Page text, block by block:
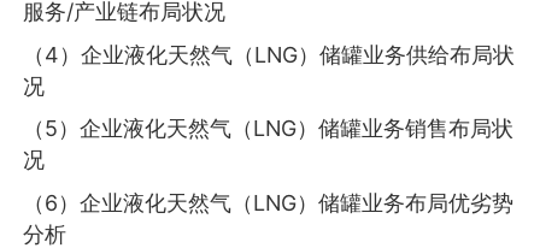
服务/产业链布局状况
（4）企业液化天然气（LNG）储罐业务供给布局状
况
（5）企业液化天然气（LNG）储罐业务销售布局状
况
（6）企业液化天然气（LNG）储罐业务布局优劣势
分析